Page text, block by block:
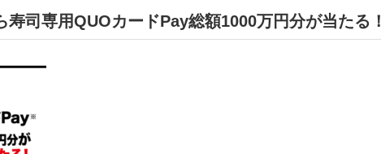
司専用QUOカードPay総額1000万円分が当たる！